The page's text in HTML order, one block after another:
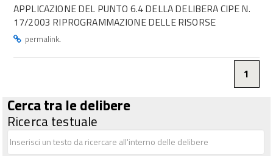
APPLICAZIONE DEL PUNTO 6.4 DELLA DELIBERA CIPE N.
17/2003 RIPROGRAMMAZIONE DELLE RISORSE
permalink.
1
Cerca tra le delibere
Ricerca testuale